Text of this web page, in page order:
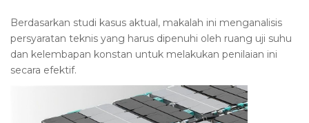
Berdasarkan studi kasus aktual, makalah ini menganalisis
persyaratan teknis yang harus dipenuhi oleh ruang uji suhu
dan kelembapan konstan untuk melakukan penilaian ini
secara efektif.